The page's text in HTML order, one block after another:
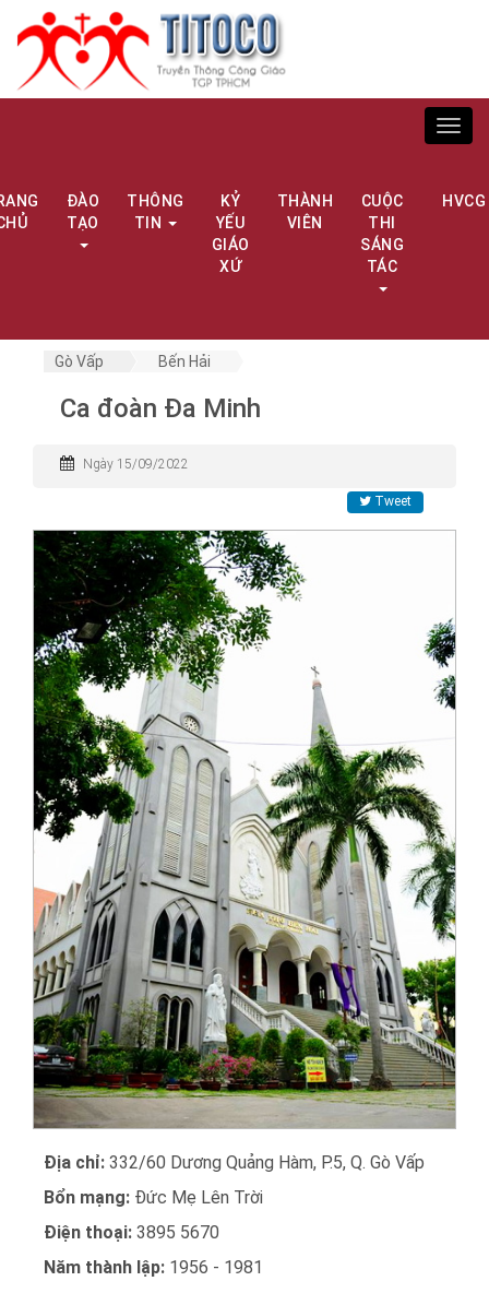
ĐÀO
TẠO
THÔNG
TIN
KỶ
YẾU
GIÁO
XỨ
THÀNH
VIÊN
CUỘC
THI
SÁNG
TÁC
HVCG
Gò Vấp Bến Hải
Ca đoàn Đa Minh
Ngày 15/09/2022
Tweet
Địa chỉ: 332/60 Dương Quảng Hàm, P.5, Q. Gò Vấp
Bổn mạng: Đức Mẹ Lên Trời
Điện thoại: 3895 5670
Năm thành lập: 1956 - 1981